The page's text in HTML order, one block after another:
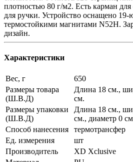
плотностью 80 г/м2. Есть карман
для ручки. Устройство оснащено
термостойкими магнитами N52H.
дизайн.
Характеристики
Вес, г
650
Размеры товара
(Ш.В.Д)
Длина 18 см.,
см.
Размеры упаковки
(Ш.В.Д)
Длина 18 см.,
см., диаметр 0
Способ нанесения
термотрансфер
Ед. измерения
шт
Производитель
XD Xclusive